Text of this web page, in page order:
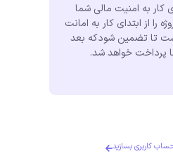
کار به امنیت مالی شما
را از ابتدای کار به امانت
تا تضمین شودکه بعد
پرداخت خواهد شد.
کاربری بسازید